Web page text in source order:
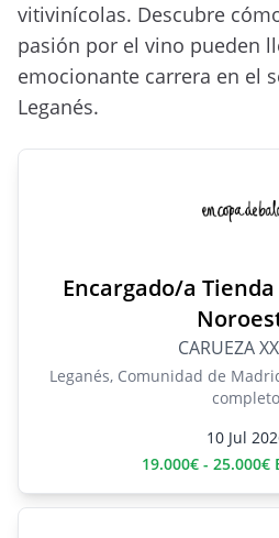
vitivinícolas. Descubre
pasión por el vino pueden
emocionante carrera en el
Leganés.
Encargado/a
CARUEZA
Leganés, Comunidad de
completo
10 Jul
19.000€ -